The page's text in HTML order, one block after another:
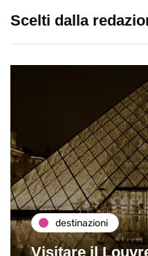
Scelti dalla
destinazioni
Visitare il